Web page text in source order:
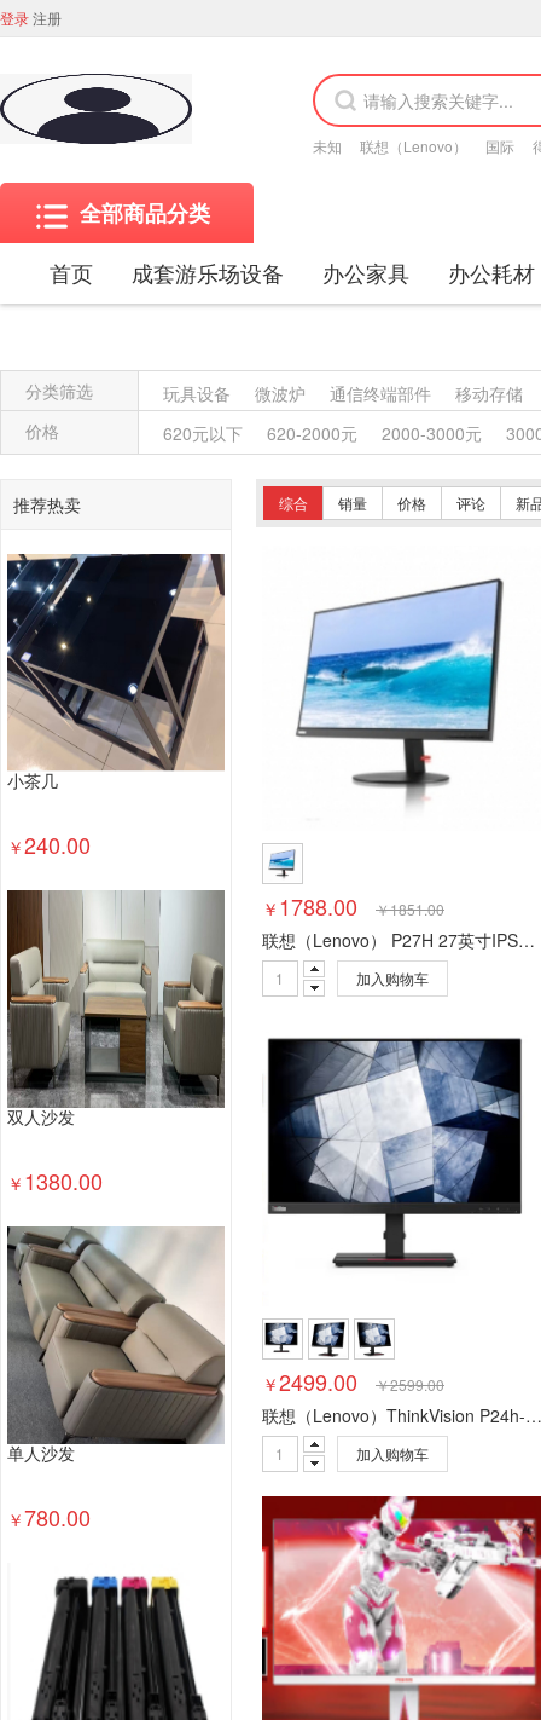
登录注册
未知 联想（Lenovo） 国际
全部商品分类
首页
成套游乐场设备 办公家具 办公耗材
分类筛选 玩具设备 微波炉 通信终端部件
移动存储
金属质屏风类
木质屏风类 其他材质架类
保险柜
木质柜类 其他沙发类 藤沙发类
木骨架沙发类
金属骨架沙发类 其他椅凳类
竹制、藤制等材料椅凳类
木骨架为主的椅凳类
塑料台、桌类
其他床类
塑料床类
藤床
钢塑床类
钢木床类
喷墨盒
数据库管理系统
特殊照相机 专用照相机
通用摄像机
其他视频会议系统设备
音视频矩
视频会议控制台
传真通信设备 扫描仪
复印机
空气净化设备
激光打印机 喷墨打印机
台式计算机（含一体机台式电脑）
价格 620元以下 620-2000元 2000-3000元
推荐热卖
小茶几
￥240.00
双人沙发
￥ 1380.00
单人沙发
￥780.00
综合 销量 价格 评论 新
￥ 1788.00 ￥1851.00
联想（Lenovo） P27H 27英寸IPS屏QHD窄边 台式电脑液晶显示器
加入购物车
￥2499.00 ￥2599.00
联想（Lenovo）ThinkVision P24h-2L/-30 23.8英寸2K设计师商用办公电脑显示器 旋转升降 D+H+Type+C
加入购物车